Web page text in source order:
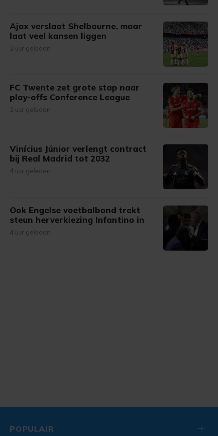
Ajax verslaat Shelbourne, maar
laat veel kansen liggen
2 uur geleden
FC Twente zet grote stap naar
play-offs Conference League
2 uur geleden
Vinícius Júnior verlengt contract
bij Real Madrid tot 2032
4 uur geleden
Ook Engelse voetbalbond trekt
steun herverkiezing Infantino in
4 uur geleden
POPULAIR